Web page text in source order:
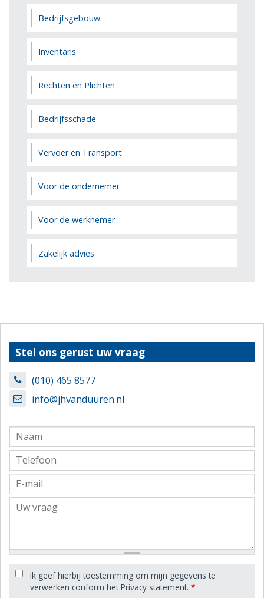
Bedrijfsgebouw
Inventaris
Rechten en Plichten
Bedrijfsschade
Vervoer en Transport
Voor de ondernemer
Voor de werknemer
Zakelijk advies
Stel ons gerust uw vraag
(010) 465 8577
info@jhvanduuren.nl
Ik geef hierbij toestemming om mijn gegevens te
verwerken conform het Privacy statement. *